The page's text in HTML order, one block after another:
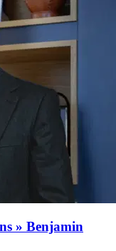
» Benjamin